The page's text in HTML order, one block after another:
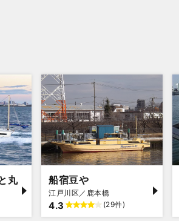
丸 船宿豆や
江戸川区／鹿本橋
4.3 (29件)